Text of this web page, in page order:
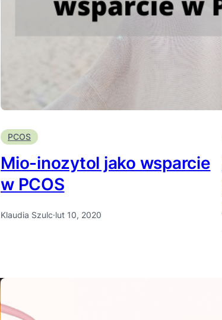
PCOS
Mio-inozytol jako wsparcie
w PCOS
Klaudia Szulc·lut 10, 2020